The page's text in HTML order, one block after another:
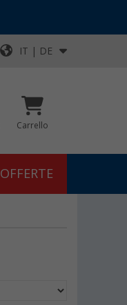
IT | DE
Carrello
OFFERTE